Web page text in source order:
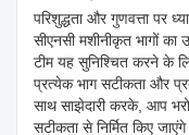
परिशुद्धता और गुणवत्ता पर
सीएनसी मशीनीकृत भागों का
टीम यह सुनिश्चित करने के
प्रत्येक भाग सटीकता और
साथ साझेदारी करके, आप
सटीकता से निर्मित किए